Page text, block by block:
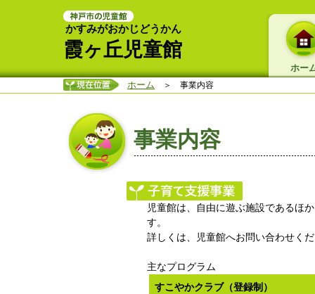
かすみがおかじどうかん
霞ヶ丘児童館
ホー
ホーム ＞ 事業内容
事業内容
児童館は、自由に遊ぶ施設であるほ
す。
詳しくは、児童館へお問い合わせく
主なプログラム
すこやかクラブ（登録制）